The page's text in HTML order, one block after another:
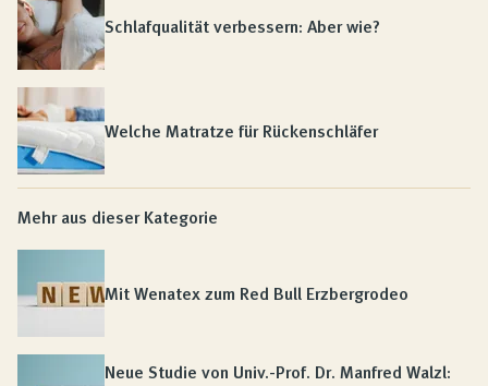
Schlafqualität verbessern: Aber wie?
Welche Matratze für Rückenschläfer
Mehr aus dieser Kategorie
Mit Wenatex zum Red Bull Erzbergrodeo
Neue Studie von Univ.-Prof. Dr. Manfred Walzl: